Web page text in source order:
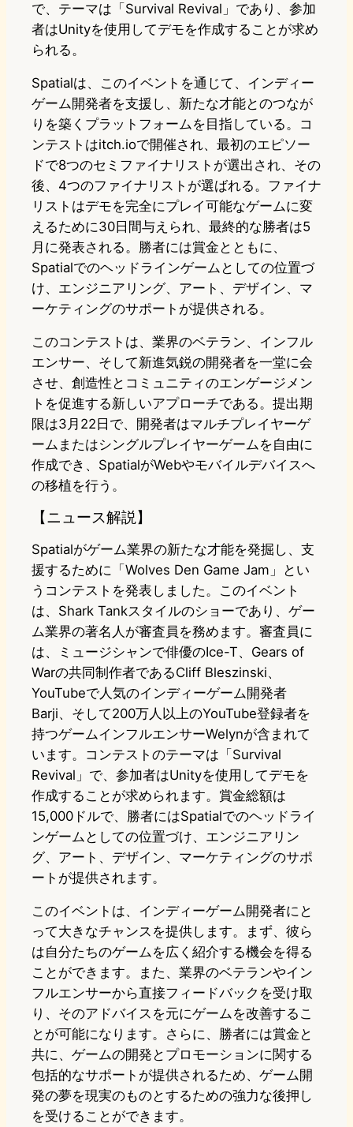
で、テーマは「Survival Revival」であり、参加
者はUnityを使用してデモを作成することが求め
られる。
Spatialは、このイベントを通じて、インディー
ゲーム開発者を支援し、新たな才能とのつなが
りを築くプラットフォームを目指している。コ
ンテストはitch.ioで開催され、最初のエピソー
ドで8つのセミファイナリストが選出され、その
後、4つのファイナリストが選ばれる。ファイナ
リストはデモを完全にプレイ可能なゲームに変
えるために30日間与えられ、最終的な勝者は5
月に発表される。勝者には賞金とともに、
Spatialでのヘッドラインゲームとしての位置づ
け、エンジニアリング、アート、デザイン、マ
ーケティングのサポートが提供される。
このコンテストは、業界のベテラン、インフル
エンサー、そして新進気鋭の開発者を一堂に会
させ、創造性とコミュニティのエンゲージメン
トを促進する新しいアプローチである。提出期
限は3月22日で、開発者はマルチプレイヤーゲ
ームまたはシングルプレイヤーゲームを自由に
作成でき、SpatialがWebやモバイルデバイスへ
の移植を行う。
【ニュース解説】
Spatialがゲーム業界の新たな才能を発掘し、支
援するために「Wolves Den Game Jam」とい
うコンテストを発表しました。このイベント
は、Shark Tankスタイルのショーであり、ゲー
ム業界の著名人が審査員を務めます。審査員に
は、ミュージシャンで俳優のIce-T、Gears of
Warの共同制作者であるCliff Bleszinski、
YouTubeで人気のインディーゲーム開発者
Barji、そして200万人以上のYouTube登録者を
持つゲームインフルエンサーWelynが含まれて
います。コンテストのテーマは「Survival
Revival」で、参加者はUnityを使用してデモを
作成することが求められます。賞金総額は
15,000ドルで、勝者にはSpatialでのヘッドライ
ンゲームとしての位置づけ、エンジニアリン
グ、アート、デザイン、マーケティングのサポ
ートが提供されます。
このイベントは、インディーゲーム開発者にと
って大きなチャンスを提供します。まず、彼ら
は自分たちのゲームを広く紹介する機会を得る
ことができます。また、業界のベテランやイン
フルエンサーから直接フィードバックを受け取
り、そのアドバイスを元にゲームを改善するこ
とが可能になります。さらに、勝者には賞金と
共に、ゲームの開発とプロモーションに関する
包括的なサポートが提供されるため、ゲーム開
発の夢を現実のものとするための強力な後押し
を受けることができます。